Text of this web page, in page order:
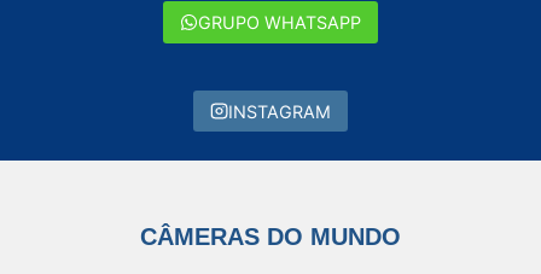
GRUPO WHATSAPP
INSTAGRAM
CÂMERAS DO MUNDO